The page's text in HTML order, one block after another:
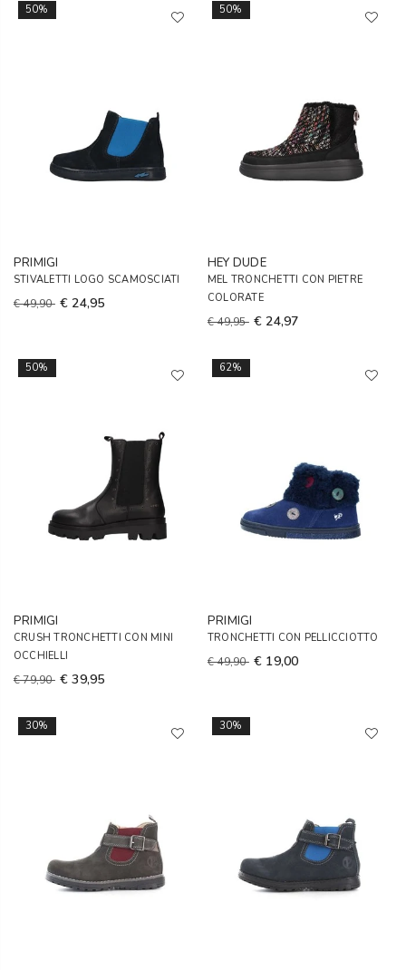
50%
PRIMIGI
STIVALETTI LOGO SCAMOSCIATI
€ 49,90 € 24,95
50%
HEY DUDE
MEL TRONCHETTI CON PIETRE
COLORATE
€ 49,95 € 24,97
50%
PRIMIGI
CRUSH TRONCHETTI CON MINI
OCCHIELLI
€ 79,90 € 39,95
62%
PRIMIGI
TRONCHETTI CON PELLICCIOTTO
€ 49,90 € 19,00
30% 30%